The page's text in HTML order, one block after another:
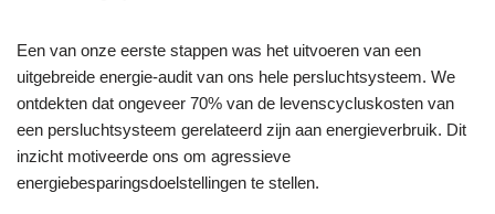
Een van onze eerste stappen was het uitvoeren van een
uitgebreide energie-audit van ons hele persluchtsysteem. We
ontdekten dat ongeveer 70% van de levenscycluskosten van
een persluchtsysteem gerelateerd zijn aan energieverbruik. Dit
inzicht motiveerde ons om agressieve
energiebesparingsdoelstellingen te stellen.